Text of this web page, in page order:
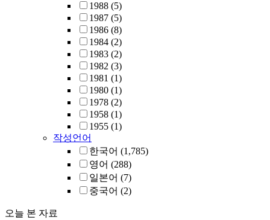
1988 (5)
1987 (5)
1986 (8)
1984 (2)
1983 (2)
1982 (3)
1981 (1)
1980 (1)
1978 (2)
1958 (1)
1955 (1)
작성언어
한국어 (1,785)
영어 (288)
일본어 (7)
중국어 (2)
오늘 본 자료